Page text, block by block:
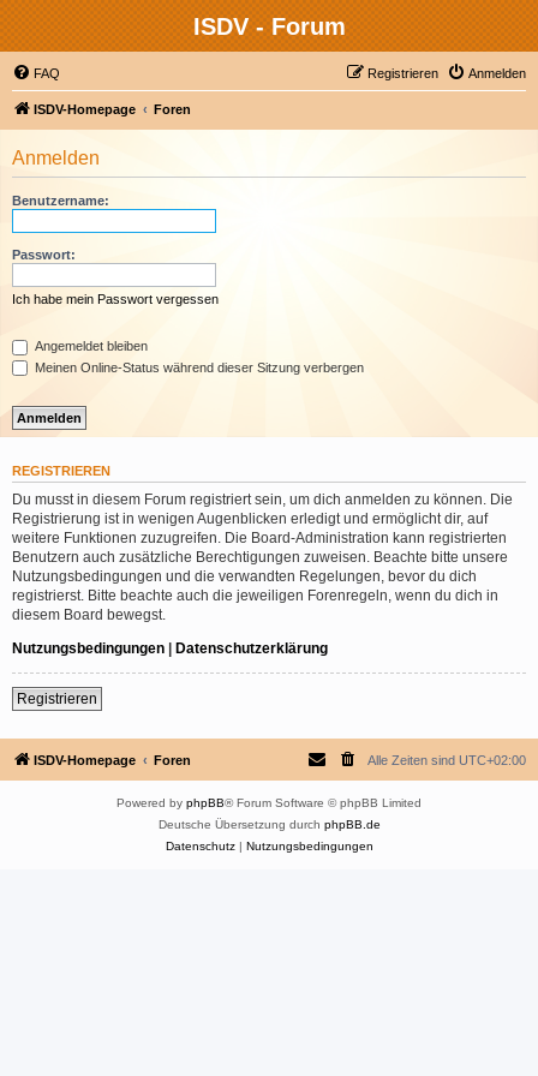
ISDV - Forum
FAQ Anmelden
Registrieren
ISDV-Homepage Foren
Anmelden
Benutzername:
Passwort:
Ich habe mein Passwort vergessen
Angemeldet bleiben
Meinen Online-Status während dieser Sitzung verbergen
REGISTRIEREN
Du musst in diesem Forum registriert sein, um dich anmelden zu können. Die
Registrierung ist in wenigen Augenblicken erledigt und ermöglicht dir, auf
weitere Funktionen zuzugreifen. Die Board-Administration kann registrierten
Benutzern auch zusätzliche Berechtigungen zuweisen. Beachte bitte unsere
Nutzungsbedingungen und die verwandten Regelungen, bevor du dich
registrierst. Bitte beachte auch die jeweiligen Forenregeln, wenn du dich in
diesem Board bewegst.
Nutzungsbedingungen | Datenschutzerklärung
Registrieren
ISDV-Homepage Foren Alle Zeiten sind UTC+02:00
Powered by phpBB® Forum Software © phpBB Limited
Deutsche Übersetzung durch phpBB.de
Datenschutz| Nutzungsbedingungen